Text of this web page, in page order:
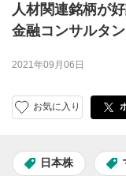
人材関連銘柄が
金融コンサルタ
2021年09月06日
お気に入り
日本株